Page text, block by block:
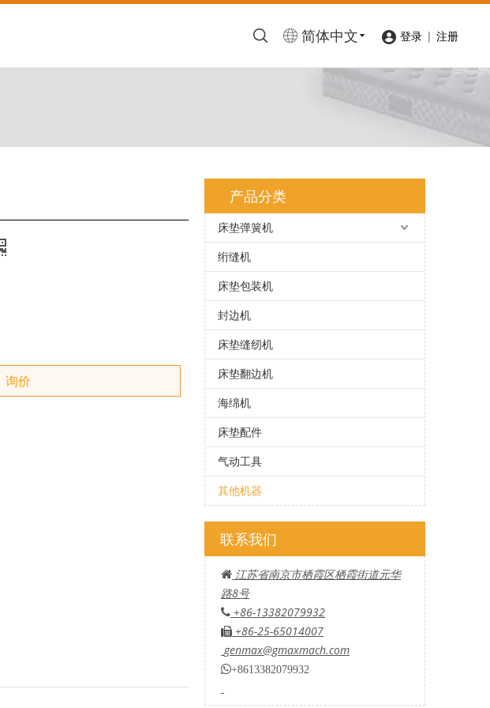
简体中文 登录 | 注册
询价
产品分类
床垫弹簧机
绗缝机
床垫包装机
封边机
床垫缝纫机
床垫翻边机
海绵机
床垫配件
气动工具
其他机器
联系我们
 江苏省南京市栖霞区栖霞街道元华
路8号
 +86-13382079932
 +86-25-65014007
genmax@gmaxmach.com
+8613382079932